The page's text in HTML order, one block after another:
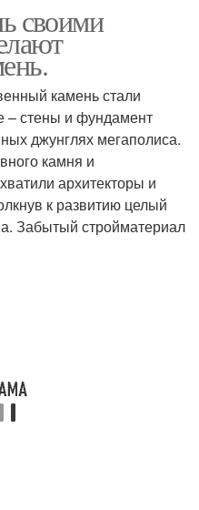
Камень на стене
Стен под камень
своими
камень стали
– стены и фундамент
джунглях мегаполиса.
камня и
архитекторы и
к развитию целый
Забытый стройматериал